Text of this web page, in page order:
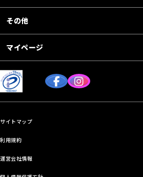
その他
マイページ
サイトマップ
利用規約
運営会社情報